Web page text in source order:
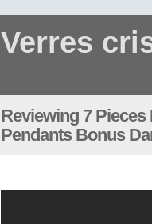
Verres
Reviewing 7
Pendants Bonus